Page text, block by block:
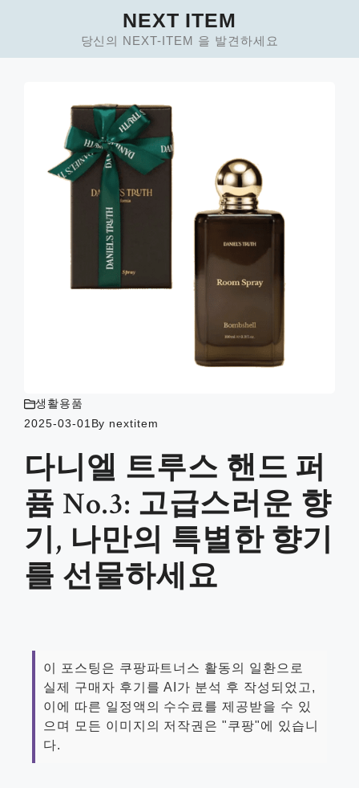
NEXT ITEM
당신의 NEXT-ITEM 을 발견하세요
생활용품
2025-03-01 By nextitem
다니엘 트루스 핸드 퍼
퓸 No.3: 고급스러운 향
기, 나만의 특별한 향기
를 선물하세요
이 포스팅은 쿠팡파트너스 활동의 일환으로
실제 구매자 후기를 AI가 분석 후 작성되었고,
이에 따른 일정액의 수수료를 제공받을 수 있
으며 모든 이미지의 저작권은 "쿠팡"에 있습니
다.